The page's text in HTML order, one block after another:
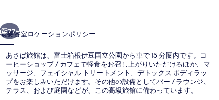
真
ギ
ャ
ラ
リ
77+
概要客室ロケーションポリシー
あさば旅館は、富士箱根伊豆国立公園から車で 15 分圏内です。コ
ーヒーショップ / カフェで軽食をお召し上がりいただけるほか、マ
ッサージ、フェイシャル トリートメント、デトックス ボディラッ
プをお楽しみいただけます。その他の設備としてバー / ラウンジ、
テラス、および庭園などが、この高級旅館に備わっています。